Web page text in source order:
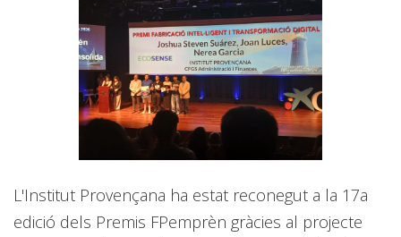
L'Institut Provençana ha estat reconegut a la 17a
edició dels Premis FPemprèn gràcies al projecte